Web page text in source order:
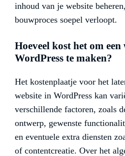
inhoud van je website
bouwproces soepel verloopt.
Hoeveel kost het om een
WordPress te maken?
Het kostenplaatje voor het
website in WordPress kan
verschillende factoren, zoals
ontwerp, gewenste
en eventuele extra diensten
of contentcreatie. Over het